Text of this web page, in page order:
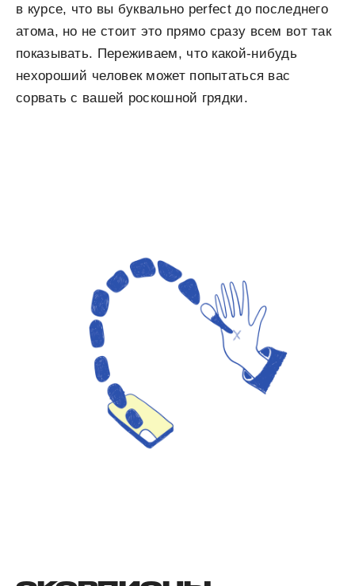
в курсе, что вы буквально perfect до последнего
атома, но не стоит это прямо сразу всем вот так
показывать. Переживаем, что какой-нибудь
нехороший человек может попытаться вас
сорвать с вашей роскошной грядки.